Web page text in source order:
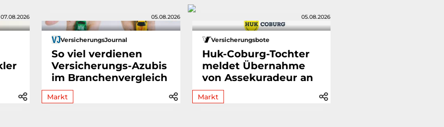
07.08.2026 05.08.2026
VersicherungsJournal
So viel verdienen
Versicherungs-Azubis
im Branchenvergleich
Markt
05.08.2026
Versicherungsbote
Huk-Coburg-Tochter
meldet Übernahme
von Assekuradeur an
Markt